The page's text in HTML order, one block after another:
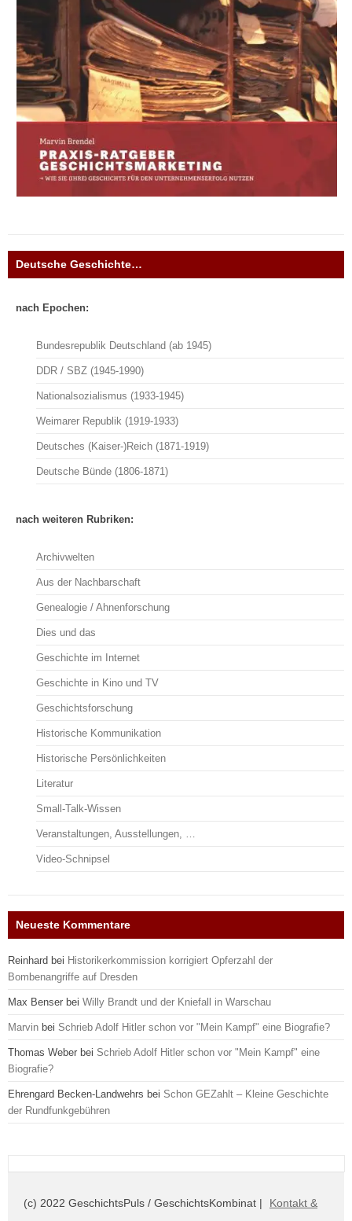
Deutsche Geschichte…
nach Epochen:
Bundesrepublik Deutschland (ab 1945)
DDR / SBZ (1945-1990)
Nationalsozialismus (1933-1945)
Weimarer Republik (1919-1933)
Deutsches (Kaiser-)Reich (1871-1919)
Deutsche Bünde (1806-1871)
nach weiteren Rubriken:
Archivwelten
Aus der Nachbarschaft
Genealogie / Ahnenforschung
Dies und das
Geschichte im Internet
Geschichte in Kino und TV
Geschichtsforschung
Historische Kommunikation
Historische Persönlichkeiten
Literatur
Small-Talk-Wissen
Veranstaltungen, Ausstellungen, …
Video-Schnipsel
Neueste Kommentare
Reinhard bei Historikerkommission korrigiert Opferzahl der
Bombenangriffe auf Dresden
Max Benser bei Willy Brandt und der Kniefall in Warschau
Marvin bei Schrieb Adolf Hitler schon vor "Mein Kampf" eine Biografie?
Thomas Weber bei Schrieb Adolf Hitler schon vor "Mein Kampf" eine
Biografie?
Ehrengard Becken-Landwehrs bei Schon GEZahlt – Kleine Geschichte
der Rundfunkgebühren
(c) 2022 GeschichtsPuls / GeschichtsKombinat |
Kontakt &